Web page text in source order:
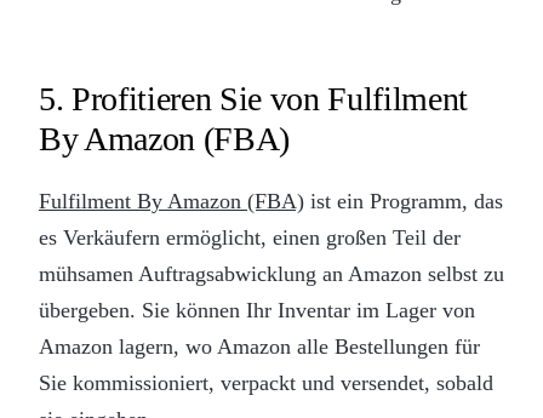
5. Profitieren Sie von Fulfilment
By Amazon (FBA)
Fulfilment By Amazon (FBA) ist ein Programm, das
es Verkäufern ermöglicht, einen großen Teil der
mühsamen Auftragsabwicklung an Amazon selbst zu
übergeben. Sie können Ihr Inventar im Lager von
Amazon lagern, wo Amazon alle Bestellungen für
Sie kommissioniert, verpackt und versendet, sobald